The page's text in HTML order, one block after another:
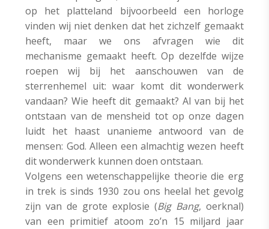
op het platteland bijvoorbeeld een horloge
vinden wij niet denken dat het zichzelf gemaakt
heeft, maar we ons afvragen wie dit
mechanisme gemaakt heeft. Op dezelfde wijze
roepen wij bij het aanschouwen van de
sterrenhemel uit: waar komt dit wonderwerk
vandaan? Wie heeft dit gemaakt? Al van bij het
ontstaan van de mensheid tot op onze dagen
luidt het haast unanieme antwoord van de
mensen: God. Alleen een almachtig wezen heeft
dit wonderwerk kunnen doen ontstaan.
Volgens een wetenschappelijke theorie die erg
in trek is sinds 1930 zou ons heelal het gevolg
zijn van de grote explosie (Big Bang, oerknal)
van een primitief atoom zo’n 15 miljard jaar